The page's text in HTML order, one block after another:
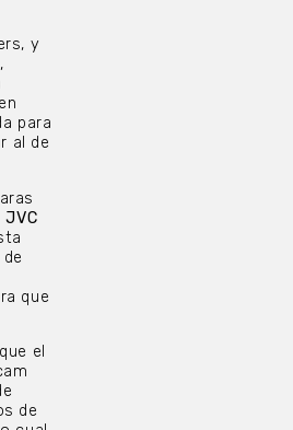
y
para
al de
JVC
que
que el
de